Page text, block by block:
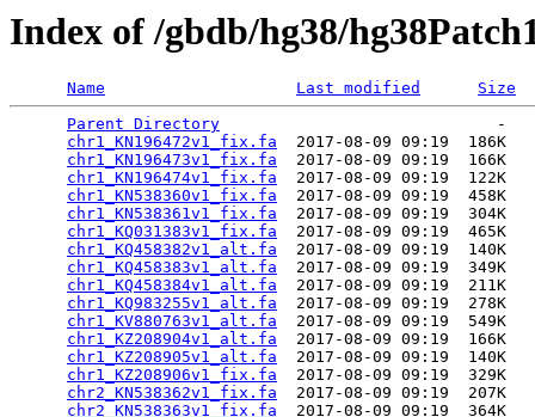
Index of /gbdb/hg38/
Name Last modified
Size
Parent Directory
                             -
chr1_KN196472v1_fix.fa
  2017-08-09 09:19  186K
chr1_KN196473v1_fix.fa
  2017-08-09 09:19  166K
chr1_KN196474v1_fix.fa
  2017-08-09 09:19  122K
chr1_KN538360v1_fix.fa
  2017-08-09 09:19  458K
chr1_KN538361v1_fix.fa
  2017-08-09 09:19  304K
chr1_KQ031383v1_fix.fa
  2017-08-09 09:19  465K
chr1_KQ458382v1_alt.fa
  2017-08-09 09:19  140K
chr1_KQ458383v1_alt.fa
  2017-08-09 09:19  349K
chr1_KQ458384v1_alt.fa
  2017-08-09 09:19  211K
chr1_KQ983255v1_alt.fa
  2017-08-09 09:19  278K
chr1_KV880763v1_alt.fa
  2017-08-09 09:19  549K
chr1_KZ208904v1_alt.fa
  2017-08-09 09:19  166K
chr1_KZ208905v1_alt.fa
  2017-08-09 09:19  140K
chr1_KZ208906v1_fix.fa
  2017-08-09 09:19  329K
chr2_KN538362v1_fix.fa
  2017-08-09 09:19  207K
chr2_KN538363v1_fix.fa
  2017-08-09 09:19  364K